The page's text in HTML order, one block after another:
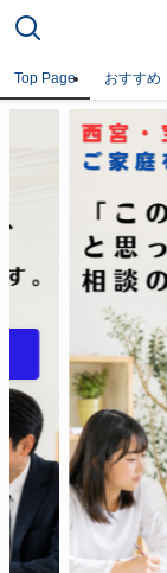
Top Page おすすめ